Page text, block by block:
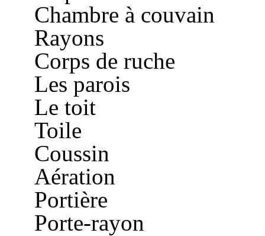
Chambre à couvain
Rayons
Corps de ruche
Les parois
Le toit
Toile
Coussin
Aération
Portière
Porte-rayon